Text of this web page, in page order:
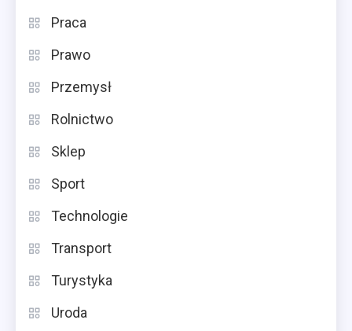
Praca
Prawo
Przemysł
Rolnictwo
Sklep
Sport
Technologie
Transport
Turystyka
Uroda